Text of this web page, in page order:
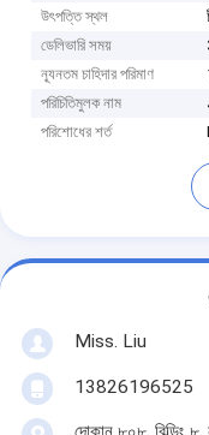
উৎপত্তি স্থল
ডেলিভারি সময়
ন্যূনতম চাহিদার পরিমাণ
পরিচিতিমুলক নাম
পরিশোধের শর্ত
Miss. Liu
13826196525